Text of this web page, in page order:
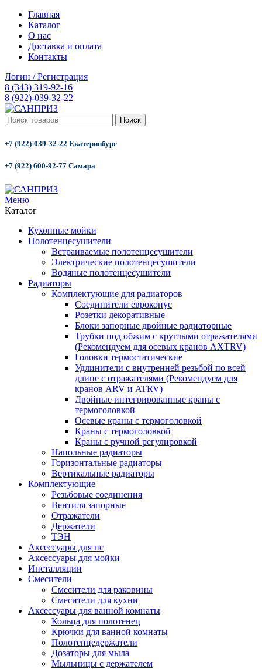
Главная
Каталог
О нас
Доставка и оплата
Контакты
Логин / Регистрация
8 (343) 319-92-16
8 (922)-039-32-22
Поиск
+7 (922)-039-32-22 Екатеринбург
+7 (922) 600-92-77 Самара
Меню
Каталог
Кухонные мойки
Полотенцесушители
Встраиваемые полотенцесушители
Электрические полотенцесушители
Водяные полотенцесушители
Радиаторы
Комплектующие для радиаторов
Соединители евроконус
Розетки декоративные
Блоки запорные двойные радиаторные
Трубки под обжим с круглыми отражателями
(Рекомендуем для осевых кранов AXTRV)
Головки термостатические
Удлинители с внутренней резьбой по всей
длине с отражателями (Рекомендуем для
кранов ARV и ATRV)
Двойные интегрированные краны с
термоголовкой
Осевые краны с термоголовкой
Краны с термоголовкой
Краны с ручной регулировкой
Напольные радиаторы
Горизонтальные радиаторы
Вертикальные радиаторы
Комплектующие
Резьбовые соединения
Вентиля запорные
Отражатели
Держатели
ТЭН
Аксессуары для пс
Аксессуары для мойки
Инсталляции
Смесители
Смесители для раковины
Смесители для кухни
Аксессуары для ванной комнаты
Кольца для полотенец
Крючки для ванной комнаты
Полотенцедержатели
Дозаторы для мыла
Мыльницы с держателем